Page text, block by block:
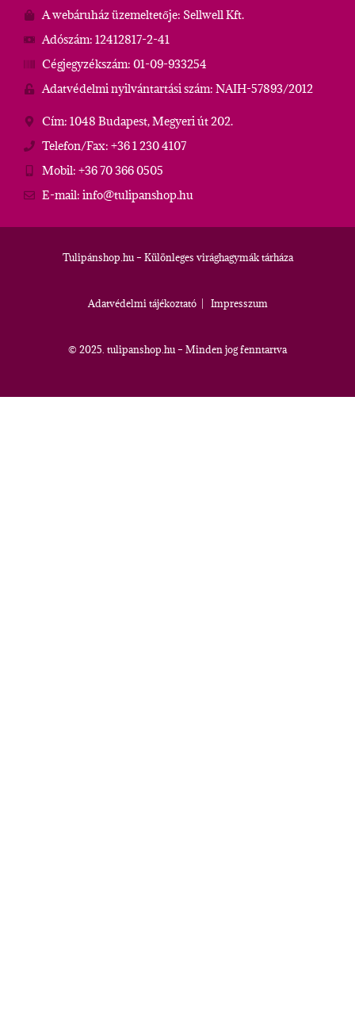
A webáruház üzemeltetője: Sellwell Kft.
Adószám: 12412817-2-41
Cégjegyzékszám: 01-09-933254
Adatvédelmi nyilvántartási szám: NAIH-57893/2012
Cím: 1048 Budapest, Megyeri út 202.
Telefon/Fax: +36 1 230 4107
Mobil: +36 70 366 0505
E-mail: info@tulipanshop.hu
Tulipánshop.hu – Különleges virághagymák tárháza
Adatvédelmi tájékoztató| Impresszum
© 2025. tulipanshop.hu – Minden jog fenntartva